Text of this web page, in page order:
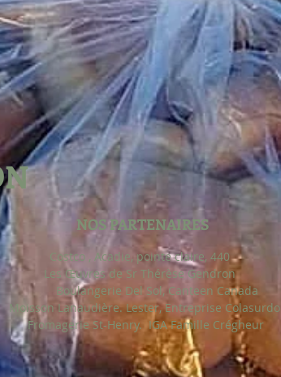
NOS PARTENAIRES
Costco , Acadie, pointe claire, 440
Les Œuvres de Sr ThérèseGendron
Boulangerie Del Sol, Canteen Canada
Lanaudière. Lester, Entreprise Colasurdo
Fromagerie St-Henry. IGA Famille Crégheur